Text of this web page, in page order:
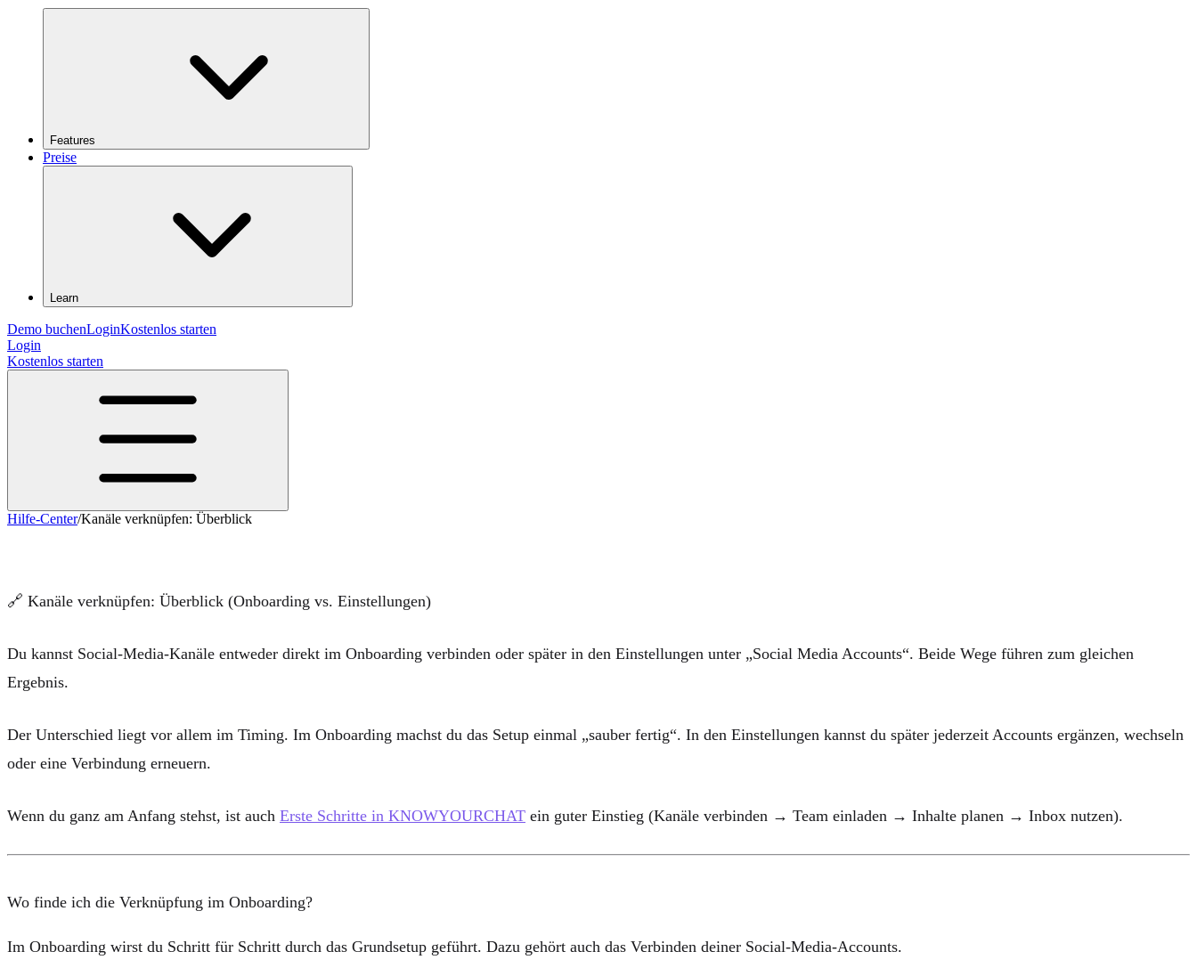
Features
Preise
Learn
Demo buchenLoginKostenlos starten
Login
Kostenlos starten
Hilfe-Center/Kanäle verknüpfen: Überblick
🔗 Kanäle verknüpfen: Überblick (Onboarding vs. Einstellungen)
Du kannst Social-Media-Kanäle entweder direkt im Onboarding verbinden oder später in den Einstellungen unter „Social Media Accounts“. Beide Wege führen zum gleichen
Ergebnis.
Der Unterschied liegt vor allem im Timing. Im Onboarding machst du das Setup einmal „sauber fertig“. In den Einstellungen kannst du später jederzeit Accounts ergänzen, wechseln
oder eine Verbindung erneuern.
Wenn du ganz am Anfang stehst, ist auch Erste Schritte in KNOWYOURCHAT ein guter Einstieg (Kanäle verbinden → Team einladen → Inhalte planen → Inbox nutzen).
Wo finde ich die Verknüpfung im Onboarding?
Im Onboarding wirst du Schritt für Schritt durch das Grundsetup geführt. Dazu gehört auch das Verbinden deiner Social-Media-Accounts.